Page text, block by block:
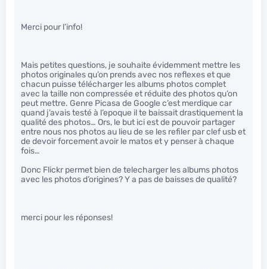
Merci pour l’info!
Mais petites questions, je souhaite évidemment mettre les
photos originales qu’on prends avec nos reflexes et que
chacun puisse télécharger les albums photos complet
avec la taille non compressée et réduite des photos qu’on
peut mettre. Genre Picasa de Google c’est merdique car
quand j’avais testé à l’epoque il te baissait drastiquement la
qualité des photos… Ors, le but ici est de pouvoir partager
entre nous nos photos au lieu de se les refiler par clef usb et
de devoir forcement avoir le matos et y penser à chaque
fois…
Donc Flickr permet bien de telecharger les albums photos
avec les photos d’origines? Y a pas de baisses de qualité?
merci pour les réponses!